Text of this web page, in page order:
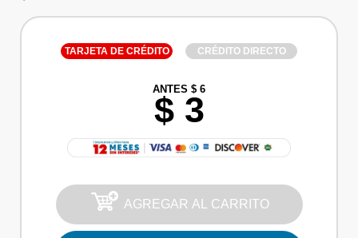
TARJETA DE CRÉDITO CRÉDITO DIRECTO
ANTES $ 6
$ 3
AGREGAR AL CARRITO